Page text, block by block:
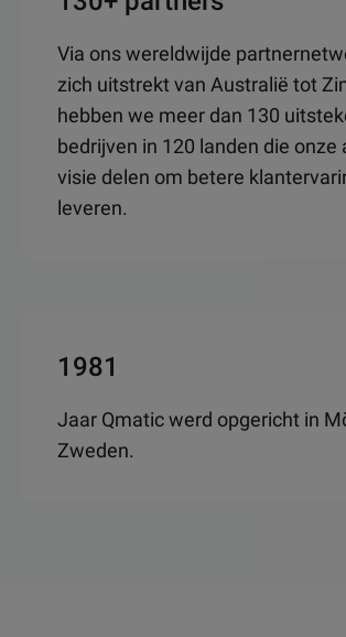
Via ons wereldwijde
zich uitstrekt van Australië tot
hebben we meer dan 130
bedrijven in 120 landen die onze
visie delen om betere
leveren.
1981
Jaar Qmatic werd opgericht in
Zweden.